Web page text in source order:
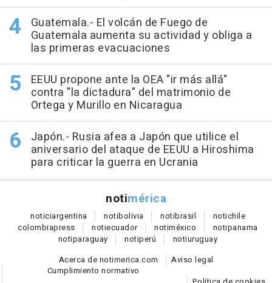
Guatemala.- El volcán de Fuego de
Guatemala aumenta su actividad y obliga a
las primeras evacuaciones
EEUU propone ante la OEA "ir más allá"
contra "la dictadura" del matrimonio de
Ortega y Murillo en Nicaragua
Japón.- Rusia afea a Japón que utilice el
aniversario del ataque de EEUU a Hiroshima
para criticar la guerra en Ucrania
notimérica
noticiargentina notibolivia notibrasil notichile
colombiapress notiecuador notiméxico notipanama
notiparaguay notiperú notiuruguay
Acerca de notimerica.com
Aviso legal
Cumplimiento normativo